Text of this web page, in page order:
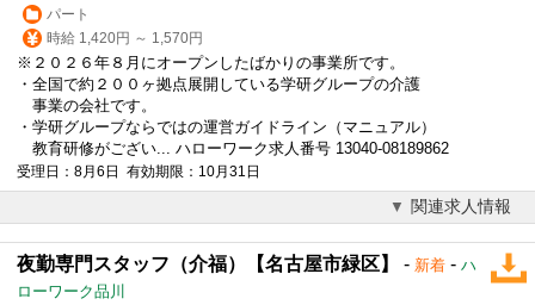
パート
時給 1,420円 ～ 1,570円
※２０２６年８月にオープンしたばかりの事業所です。
・全国で約２００ヶ拠点展開している学研グループの介護
事業の会社です。
・学研グループならではの運営ガイドライン（マニュアル）
教育研修がござい... ハローワーク求人番号 13040-08189862
受理日：8月6日 有効期限：10月31日
関連求人情報
夜勤専門スタッフ（介福）【名古屋市緑区】 - 新着 - ハ
ローワーク品川